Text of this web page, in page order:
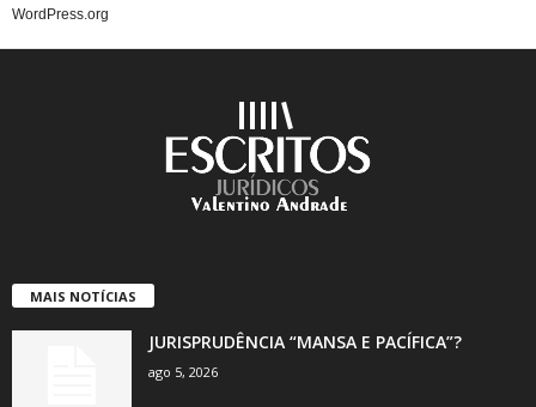
WordPress.org
MAIS NOTÍCIAS
JURISPRUDÊNCIA “MANSA E PACÍFICA”?
ago 5, 2026